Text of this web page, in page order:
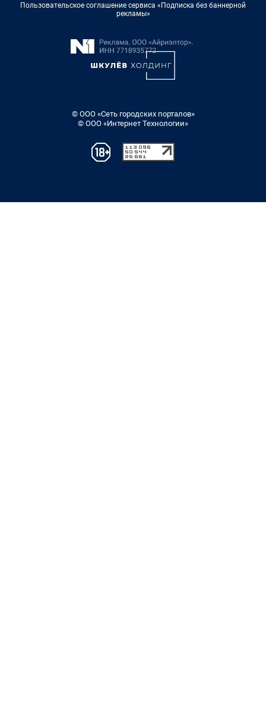
Пользовательское соглашение сервиса «Подписка без баннерной
рекламы»
© ООО «Сеть городских порталов»
© ООО «Интернет Технологии»